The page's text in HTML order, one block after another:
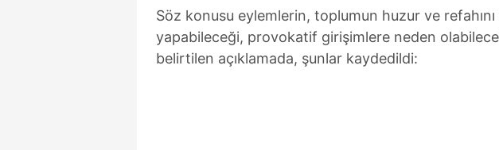
Söz konusu eylemlerin, toplumun huzur ve
yapabileceği, provokatif girişimlere neden
belirtilen açıklamada, şunlar kaydedildi: